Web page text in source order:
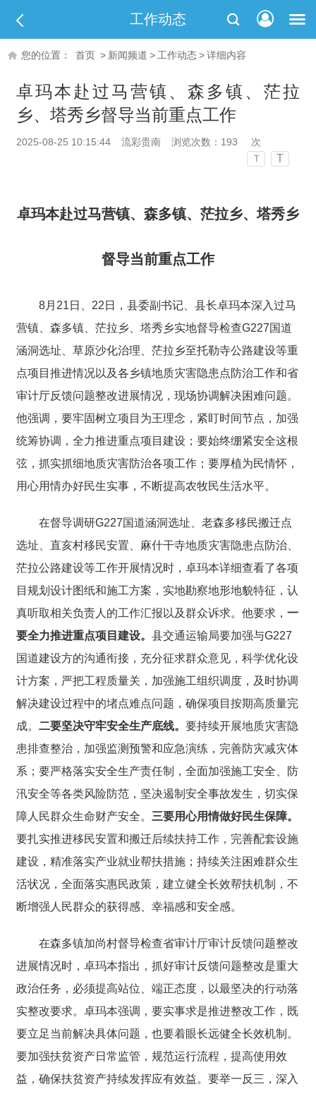
工作动态
您的位置： 首页 > 新闻频道 > 工作动态>详细内容
卓玛本赴过马营镇、森多镇、茫拉
乡、塔秀乡督导当前重点工作
2025-08-25 10:15:44 流彩贵南 浏览次数： 193 次
T T
卓玛本赴过马营镇、森多镇、茫拉乡、塔秀乡
督导当前重点工作
8月 21 日、 22 日，县委副书记、县长卓玛本深入过马
营镇、森多镇、茫拉乡、塔秀乡实地督导检查G227国道
涵洞选址、草原沙化治理、茫拉乡至托勒寺公路建设等重
点项目推进情况以及各乡镇地质灾害隐患点防治工作和省
审计厅反馈问题整改进展情况，现场协调解决困难问题。
他强调， 要牢固树立项目为王理念，紧盯时间节点，加强
统筹协调，全力推进重点项目建设；要始终绷紧安全这根
弦，抓实抓细地质灾害防治各项工作；要厚植为民情怀，
用心用情办好民生实事，不断提高农牧民生活水平。
在督导调研G227国道涵洞选址、老森多移民搬迁点
选址、直亥村移民安置、麻什干寺地质灾害隐患点防治、
茫拉公路建设等工作开展情况时，卓玛本详细查看了各项
目规划设计图纸和施工方案，实地勘察地形地貌特征，认
真听取相关负责人的工作汇报以及群众诉求。 他要求， 一
要全力推进重点项目建设。 县交通运输局要加强与G227
国道建设方的沟通衔接，充分征求群众意见，科学优化设
计方案，严把工程质量关，加强施工组织调度，及时协调
解决建设过程中的堵点难点问题，确保项目按期高质量完
成。 二要坚决守牢安全生产底线。 要持续开展地质灾害隐
患排查整治，加强监测预警和应急演练，完善防灾减灾体
系；要严格落实安全生产责任制，全面加强施工安全、防
汛安全等各类风险防范，坚决遏制安全事故发生，切实保
障人民群众生命财产安全。 三要用心用情做好民生保障。
要扎实推进移民安置和搬迁后续扶持工作，完善配套设施
建设，精准落实产业就业帮扶措施；持续关注困难群众生
活状况，全面落实惠民政策，建立健全长效帮扶机制，不
断增强人民群众的获得感、幸福感和安全感。
在森多镇加尚村督导检查省审计厅审计反馈问题整改
进展情况时， 卓玛本指出， 抓好审计反馈问题整改是重大
政治任务，必须提高站位、端正态度，以最坚决的行动落
实整改要求。 卓玛本强调， 要实事求是推进整改工作，既
要立足当前解决具体问题，也要着眼长远健全长效机制。
要加强扶贫资产日常监管，规范运行流程，提高使用效
益，确保扶贫资产持续发挥应有效益。要举一反三，深入